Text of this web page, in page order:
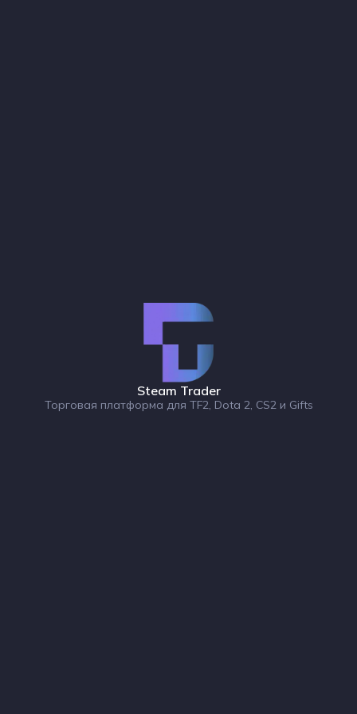
Steam Trader
Торговая платформа для TF2, Dota 2, CS2 и Gifts